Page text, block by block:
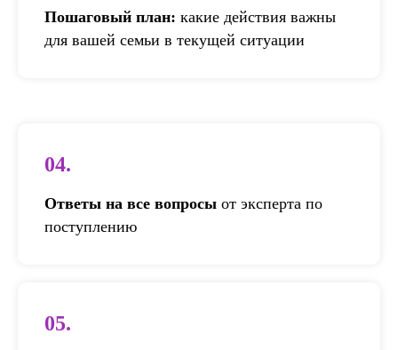
Пошаговый план: какие действия важны
для вашей семьи в текущей ситуации
04.
Ответы на все вопросы от эксперта по
поступлению
05.